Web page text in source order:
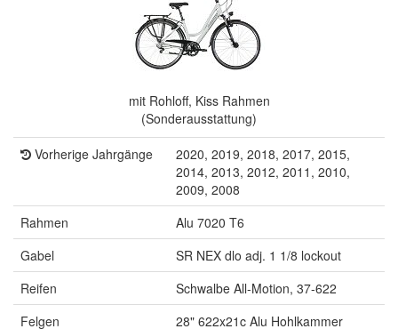
mit Rohloff, Kiss Rahmen
(Sonderausstattung)
Vorherige Jahrgänge
2020, 2019, 2018, 2017, 2015,
2014, 2013, 2012, 2011, 2010,
2009, 2008
Rahmen
Alu 7020 T6
Gabel
SR NEX dlo adj. 1 1/8 lockout
Reifen
Schwalbe All-Motion, 37-622
Felgen
28" 622x21c Alu Hohlkammer